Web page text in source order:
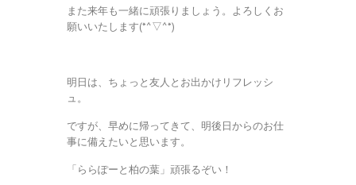
また来年も一緒に頑張りましょう。よろしくお
願いいたします(*^▽^*)
明日は、ちょっと友人とお出かけリフレッシ
ュ。
ですが、早めに帰ってきて、明後日からのお仕
事に備えたいと思います。
「ららぽーと柏の葉」頑張るぞい！